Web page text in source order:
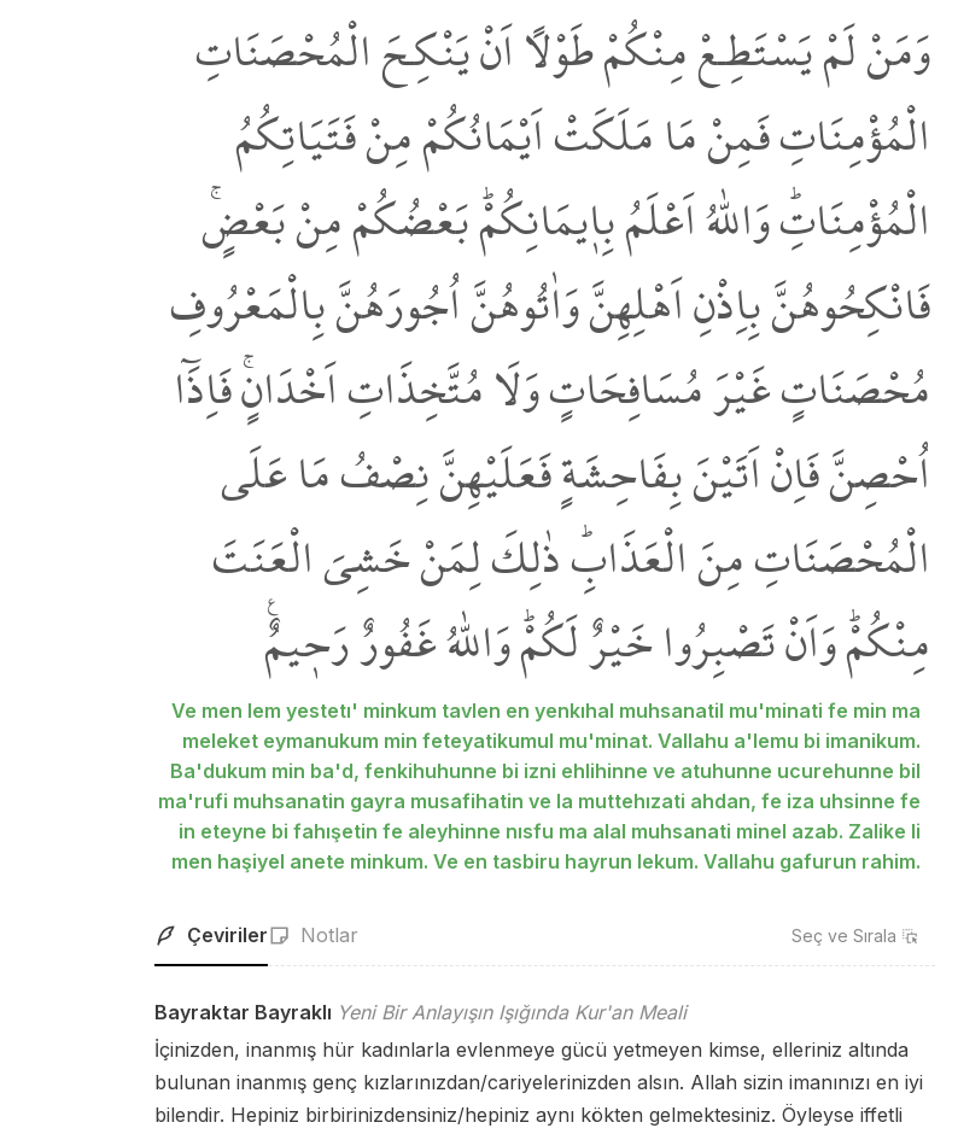
وَمَنْ لَمْ يَسْتَطِـعْ مِنْكُمْ طَوْلاً اَنْ يَنْكِـحَ الْمُحْصَنَاتِ
الْمُؤْمِنَاتِ فَمِنْ مَا مَلَكَتْ اَيْمَانُكُمْ مِنْ فَتَيَاتِكُمُ
الْمُؤْمِنَاتِۜ وَاللّٰهُ اَعْلَمُ بِا۪يمَانِكُمْۜ بَعْضُكُمْ مِنْ بَعْضٍۚ
فَانْكِحُوهُنَّ بِاِذْنِ اَهْلِهِنَّ وَاٰتُوهُنَّ اُجُورَهُنَّ بِالْمَعْرُوفِ
مُحْصَنَاتٍ غَيْرَ مُسَافِحَاتٍ وَلَا مُتَّخِذَاتِ اَخْدَانٍۚ فَاِذَٓا
اُحْصِنَّ فَاِنْ اَتَيْنَ بِفَاحِشَةٍ فَعَلَيْهِنَّ نِصْفُ مَا عَلَى
الْمُحْصَنَاتِ مِنَ الْعَذَابِۜ ذٰلِكَ لِمَنْ خَشِيَ الْعَنَتَ
مِنْكُمْۜ وَاَنْ تَصْبِرُوا خَيْرٌ لَكُمْۜ وَاللّٰهُ غَفُورٌ رَح۪يمٌ۟
Ve men lem yestetı' minkum tavlen en yenkıhal muhsanatil mu'minati fe min ma
meleket eymanukum min feteyatikumul mu'minat. Vallahu a'lemu bi imanikum.
Ba'dukum min ba'd, fenkihuhunne bi izni ehlihinne ve atuhunne ucurehunne bil
ma'rufi muhsanatin gayra musafihatin ve la muttehızati ahdan, fe iza uhsinne fe
in eteyne bi fahışetin fe aleyhinne nısfu ma alal muhsanati minel azab. Zalike li
men haşiyel anete minkum. Ve en tasbiru hayrun lekum. Vallahu gafurun rahim.
Çeviriler Notlar Seç ve Sırala
Bayraktar Bayraklı Yeni Bir Anlayışın Işığında Kur'an Meali
İçinizden, inanmış hür kadınlarla evlenmeye gücü yetmeyen kimse, elleriniz altında
bulunan inanmış genç kızlarınızdan/cariyelerinizden alsın. Allah sizin imanınızı en iyi
bilendir. Hepiniz birbirinizdensiniz/hepiniz aynı kökten gelmektesiniz. Öyleyse iffetli